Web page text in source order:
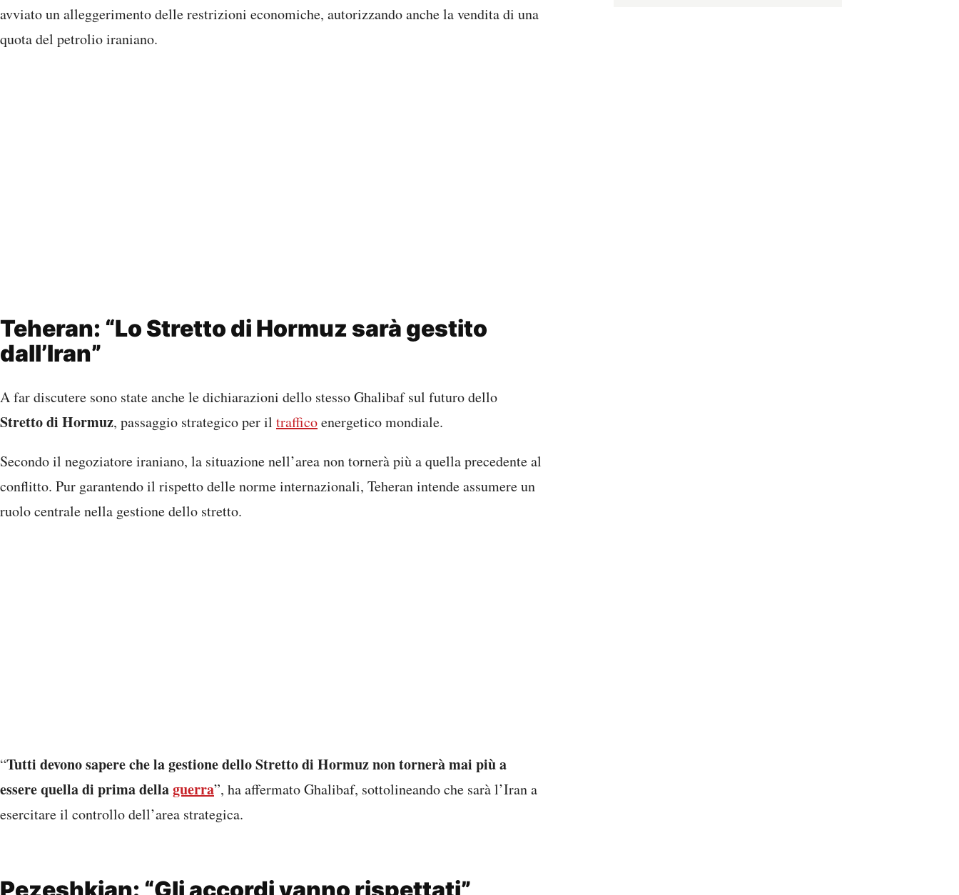
avviato un alleggerimento delle restrizioni economiche, autorizzando anche la vendita di una
quota del petrolio iraniano.
Teheran: “Lo Stretto di Hormuz sarà gestito
dall’Iran”
A far discutere sono state anche le dichiarazioni dello stesso Ghalibaf sul futuro dello
Stretto di Hormuz, passaggio strategico per il trafficoenergetico mondiale.
Secondo il negoziatore iraniano, la situazione nell’area non tornerà più a quella precedente al
conflitto. Pur garantendo il rispetto delle norme internazionali, Teheran intende assumere un
ruolo centrale nella gestione dello stretto.
“Tutti devono sapere che la gestione dello Stretto di Hormuz non tornerà mai più a
essere quella di prima dellaguerra”, ha affermato Ghalibaf, sottolineando che sarà l’Iran a
esercitare il controllo dell’area strategica.
Pezeshkian: “Gli accordi vanno rispettati”